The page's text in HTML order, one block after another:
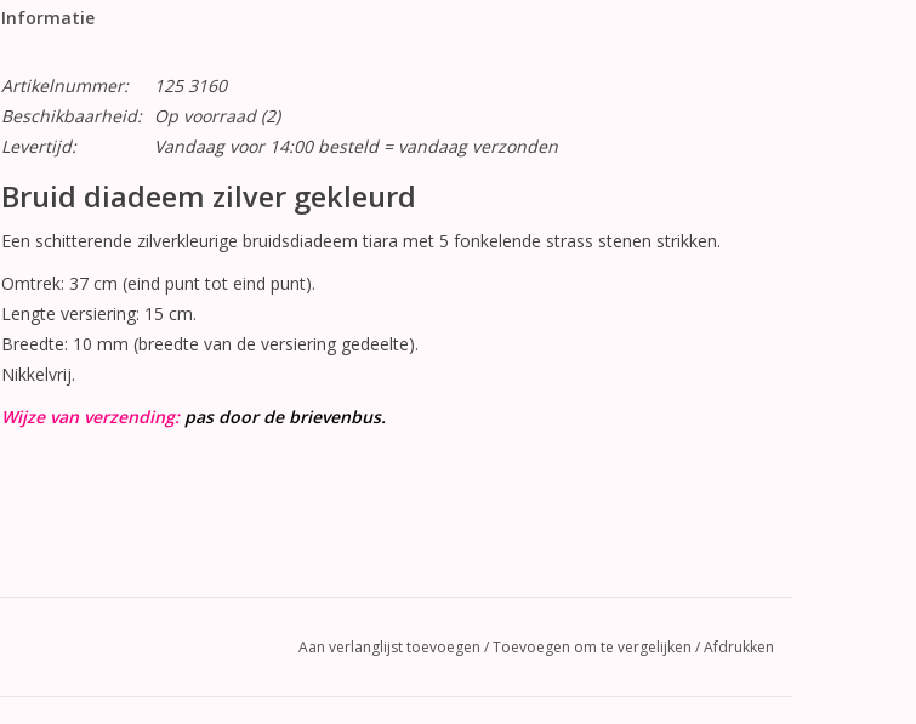
Informatie
Artikelnummer:
125 3160
Beschikbaarheid:
Op voorraad(2)
Levertijd:
Vandaag voor 14:00 besteld = vandaag verzonden
Bruid diadeem zilver gekleurd
Een schitterende zilverkleurige bruidsdiadeem tiara met 5 fonkelende strass stenen strikken.
Omtrek: 37 cm (eind punt tot eind punt).
Lengte versiering: 15 cm.
Breedte: 10 mm (breedte van de versiering gedeelte).
Nikkelvrij.
Wijze van verzending: pas door de brievenbus.
Aan verlanglijst toevoegen /Toevoegen om te vergelijken /Afdrukken